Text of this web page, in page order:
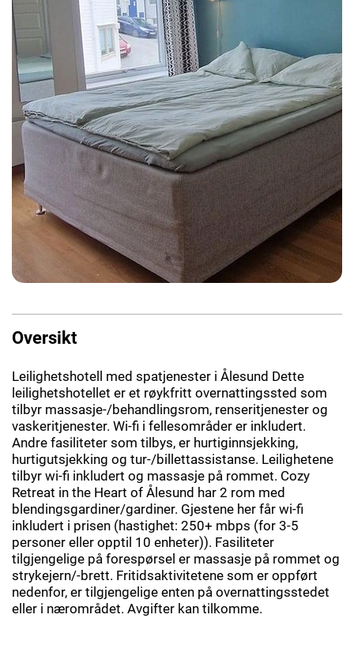
Oversikt
Leilighetshotell med spatjenester i Ålesund Dette
leilighetshotellet er et røykfritt overnattingssted som
tilbyr massasje-/behandlingsrom, renseritjenester og
vaskeritjenester. Wi-fi i fellesområder er inkludert.
Andre fasiliteter som tilbys, er hurtiginnsjekking,
hurtigutsjekking og tur-/billettassistanse. Leilighetene
tilbyr wi-fi inkludert og massasje på rommet. Cozy
Retreat in the Heart of Ålesund har 2 rom med
blendingsgardiner/gardiner. Gjestene her får wi-fi
inkludert i prisen (hastighet: 250+ mbps (for 3-5
personer eller opptil 10 enheter)). Fasiliteter
tilgjengelige på forespørsel er massasje på rommet og
strykejern/-brett. Fritidsaktivitetene som er oppført
nedenfor, er tilgjengelige enten på overnattingsstedet
eller i nærområdet. Avgifter kan tilkomme.